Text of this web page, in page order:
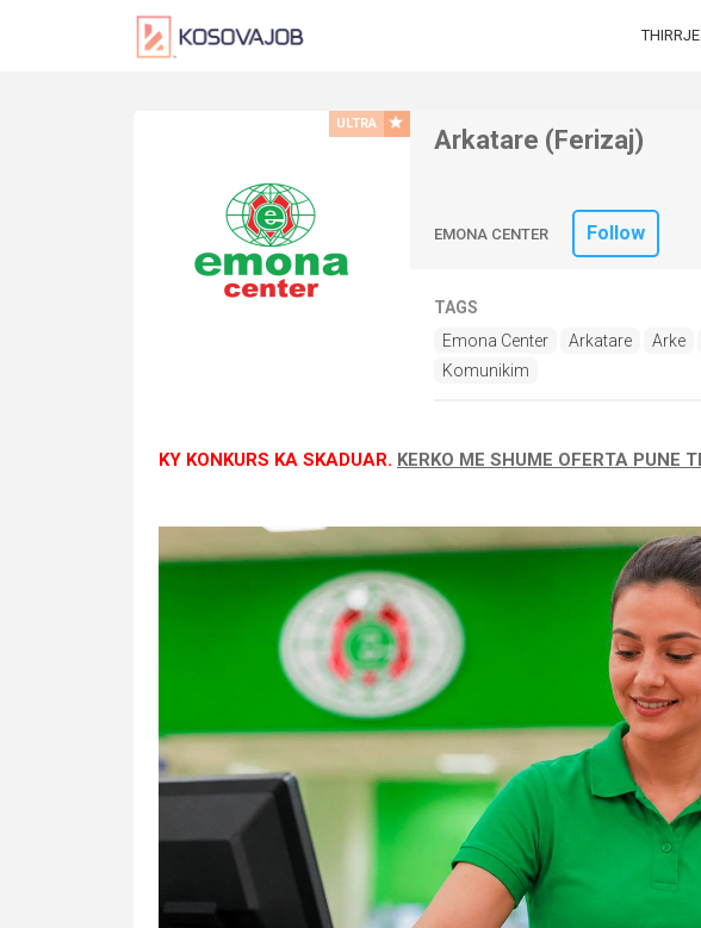
THIRRJE
ULTRA
Arkatare (Ferizaj)
EMONA CENTER Follow
TAGS
Emona Center
Arkatare Arke
Komunikim